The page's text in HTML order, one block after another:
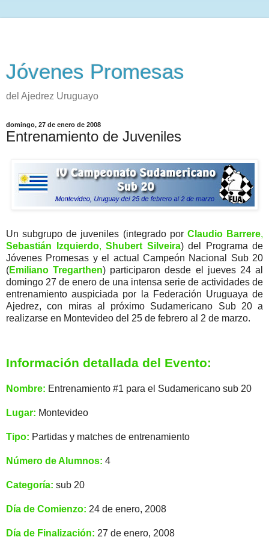
Jóvenes Promesas
del Ajedrez Uruguayo
domingo, 27 de enero de 2008
Entrenamiento de Juveniles
Un subgrupo de juveniles (integrado por Claudio Barrere,
Sebastián Izquierdo, Shubert Silveira) del Programa de
Jóvenes Promesas y el actual Campeón Nacional Sub 20
(Emiliano Tregarthen) participaron desde el jueves 24 al
domingo 27 de enero de una intensa serie de actividades de
entrenamiento auspiciada por la Federación Uruguaya de
Ajedrez, con miras al próximo Sudamericano Sub 20 a
realizarse en Montevideo del 25 de febrero al 2 de marzo.
Información detallada del Evento:
Nombre: Entrenamiento #1 para el Sudamericano sub 20
Lugar: Montevideo
Tipo: Partidas y matches de entrenamiento
Número de Alumnos: 4
Categoría: sub 20
Día de Comienzo: 24 de enero, 2008
Día de Finalización: 27 de enero, 2008